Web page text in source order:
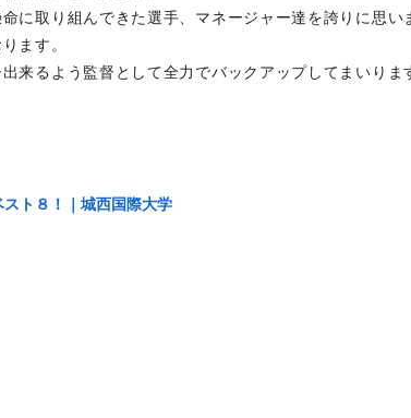
に取り組んできた選手、マネージャー達を誇りに思い
ます。
来るよう監督として全力でバックアップしてまいりま
ト８！｜城西国際大学